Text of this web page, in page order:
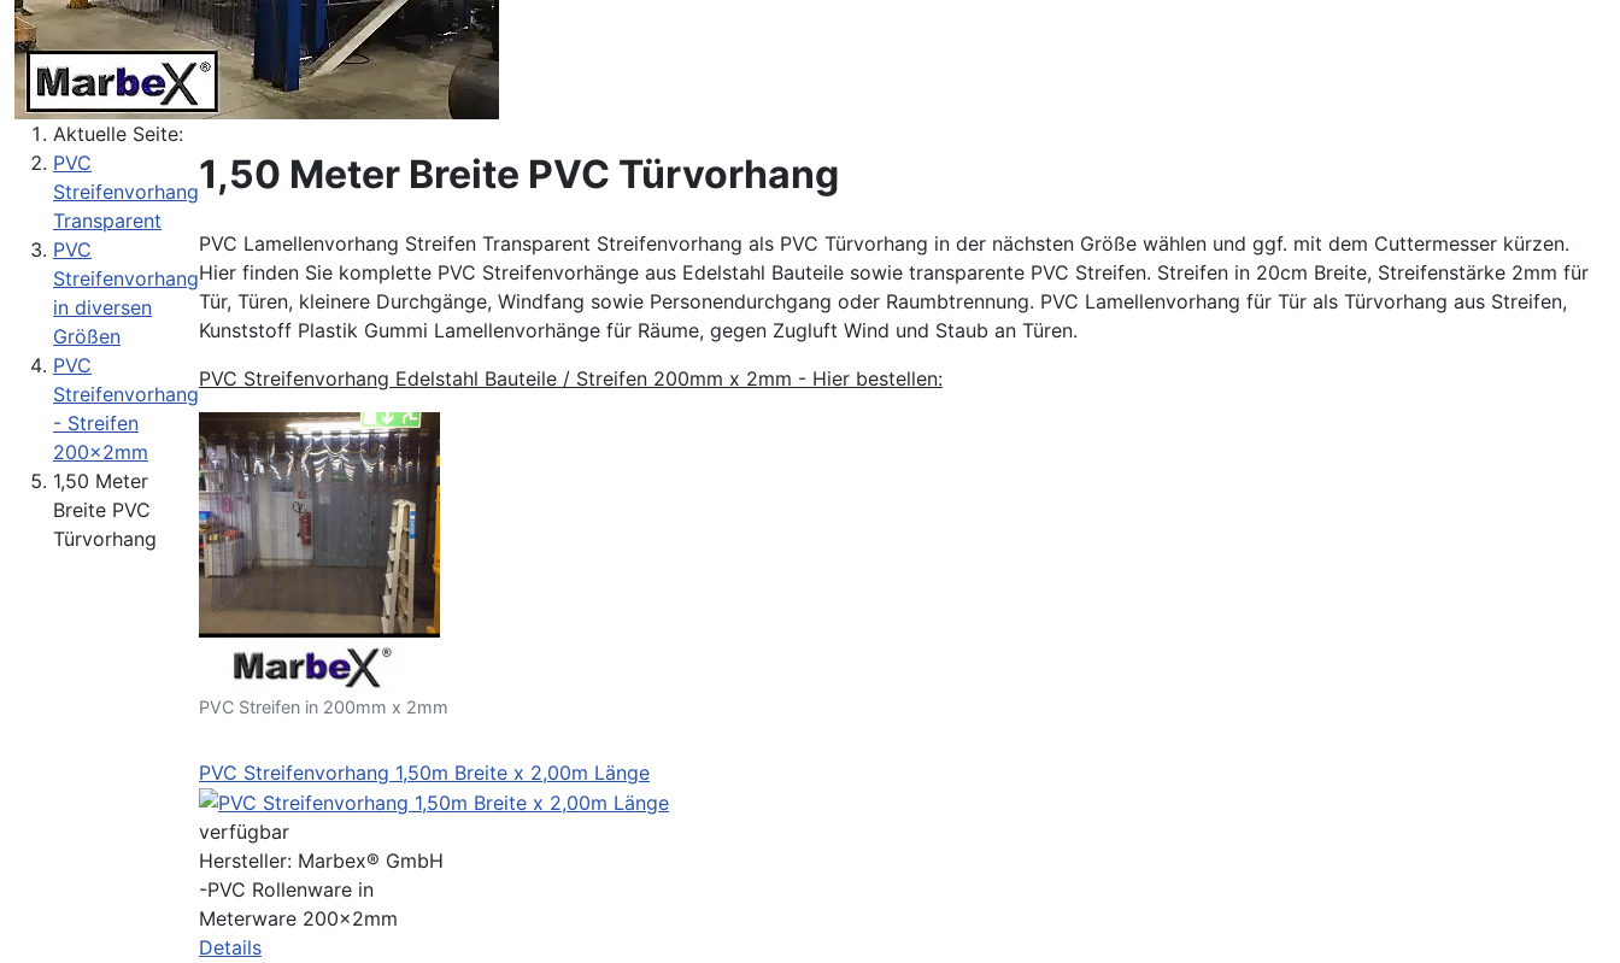
Aktuelle Seite:
PVC
Streifenvorhang
Transparent
PVC
Streifenvorhang
in diversen
Größen
PVC
Streifenvorhang
- Streifen
200x2mm
1,50 Meter
Breite PVC
Türvorhang
1,50 Meter Breite PVC Türvorhang
PVC Lamellenvorhang Streifen Transparent Streifenvorhang als PVC Türvorhang in der nächsten Größe wählen und ggf. mit dem Cuttermesser kürzen.
Hier finden Sie komplette PVC Streifenvorhänge aus Edelstahl Bauteile sowie transparente PVC Streifen. Streifen in 20cm Breite, Streifenstärke 2mm für
Tür, Türen, kleinere Durchgänge, Windfang sowie Personendurchgang oder Raumbtrennung. PVC Lamellenvorhang für Tür als Türvorhang aus Streifen,
Kunststoff Plastik Gummi Lamellenvorhänge für Räume, gegen Zugluft Wind und Staub an Türen.
PVC Streifenvorhang Edelstahl Bauteile / Streifen 200mm x 2mm - Hier bestellen:
PVC Streifen in 200mm x 2mm
PVC Streifenvorhang 1,50m Breite x 2,00m Länge
verfügbar
Hersteller: Marbex® GmbH
-PVC Rollenware in
Meterware 200x2mm
Details